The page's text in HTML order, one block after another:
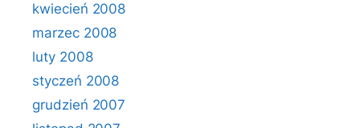
kwiecień 2008
marzec 2008
luty 2008
styczeń 2008
grudzień 2007